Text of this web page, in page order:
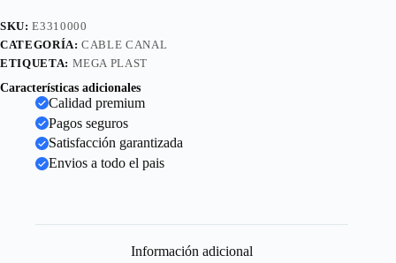
SKU:E3310000
CATEGORÍA:CABLE CANAL
ETIQUETA: MEGA PLAST
Características adicionales
Calidad premium
Pagos seguros
Satisfacción garantizada
Envios a todo el pais
Información adicional